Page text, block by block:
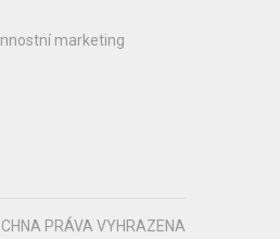
marketing
PRÁVA VYHRAZENA